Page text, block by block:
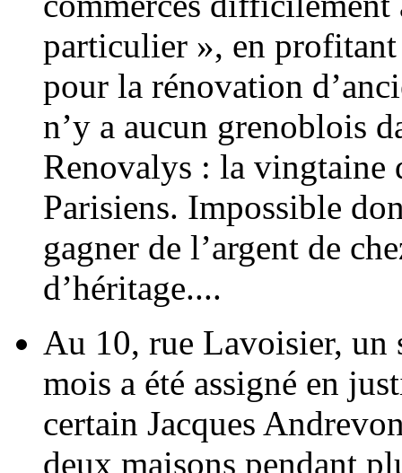
particulier », en
pour la rénovation
n’y a aucun grenoblois
Renovalys : la vingtaine
Parisiens. Impossible
gagner de l’argent de
d’héritage....
Au 10, rue Lavoisier, un
mois a été assigné en
certain Jacques
deux maisons pendant